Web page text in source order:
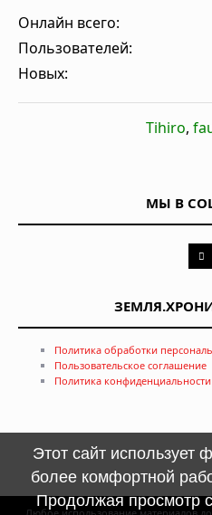
Онлайн всего:
Пользователей:
Новых:
Tihiro,
МЫ В
Политика обработки
Пользовательское соглашение
Политика конфиденциальности
Этот сайт использует
более комфортной
Продолжая просмотр